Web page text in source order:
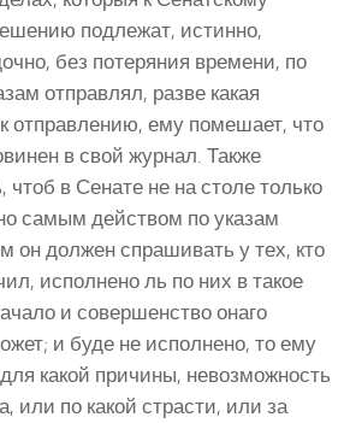
подлежат, истинно,
без потеряния времени, по
отправлял, разве какая
отправлению, ему помешает, что
в свой журнал. Также
чтоб в Сенате не на столе только
самым действом по указам
он должен спрашивать у тех, кто
исполнено ль по них в такое
и совершенство онаго
и буде не исполнено, то ему
какой причины, невозможность
или по какой страсти, или за